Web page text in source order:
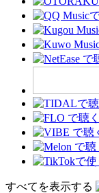
すべてを表示する